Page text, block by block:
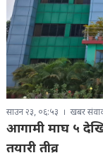
साउन २३, ०६:५३ खबर
आगामी माघ ५ देखि
तयारी तीव्र